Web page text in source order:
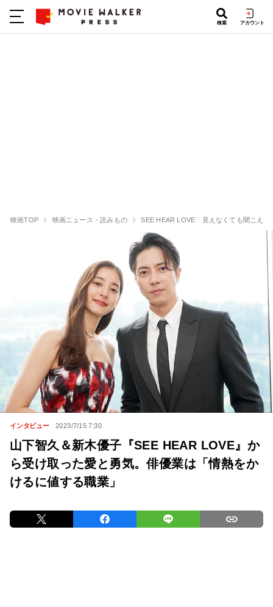
検索 アカウント
映画TOP 映画ニュース・読みもの SEE HEAR LOVE 見えなくても聞こえな
インタビュー 2023/7/15 7:30
山下智久＆新木優子『SEE HEAR LOVE』か
ら受け取った愛と勇気。俳優業は「情熱をか
けるに値する職業」